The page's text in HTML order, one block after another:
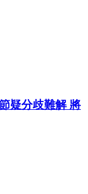
疑分歧難解 將